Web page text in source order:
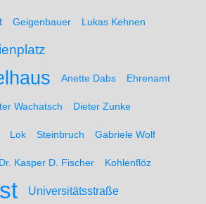
Geigenbauer Lukas Kehnen
Anette Dabs Ehrenamt
Wachatsch Dieter Zunke
Lok Steinbruch Gabriele Wolf
Dr. Kasper D. Fischer Kohlenflöz
Universitätsstraße